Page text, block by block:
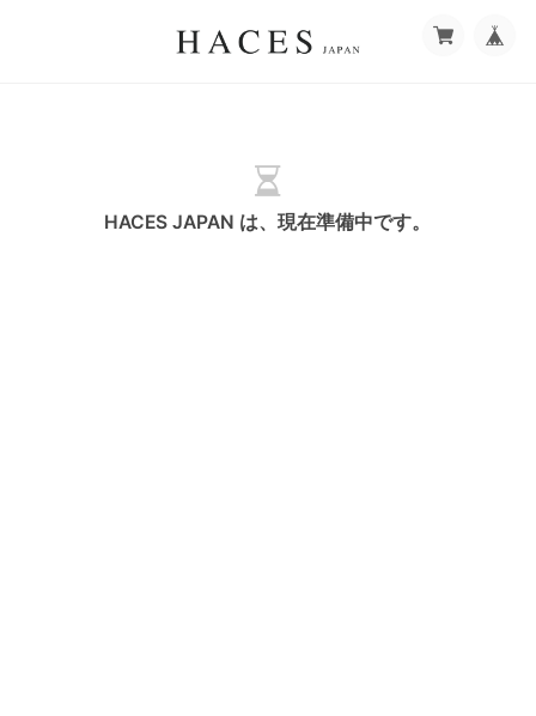
HACES JAPAN は、現在準備中です。